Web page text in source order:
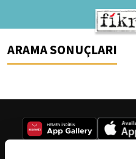
ARAMA SONUÇLARI